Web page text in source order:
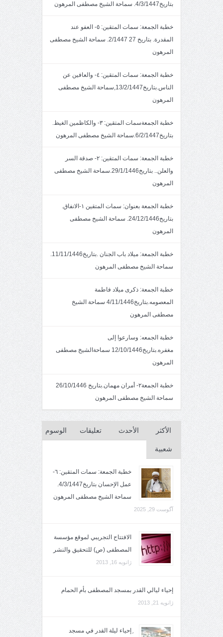
بتاريخ4/3/1447. سماحة الشيخ مصطفى المرهون
خطبة الجمعة: سمات المتقين: ٥- العفو عند
المقدرة. بتاريخ 27 2/1447. سماحة الشيخ مصطفى
المرهون
خطبة الجمعة: سمات المتقين: ٤- والعافين عن
الناس.بتاريخ13/2/1447,سماحة الشيخ مصطفى
المرهون
خطبة الجمعةسمات المتقين: ٣- والكاظمين الغيظ.
بتاريخ6/2/1447.سماحة الشيخ مصطفى المرهون
خطبة الجمعة: سمات المتقين: ٢- صدقة السر
والعلن.. بتاريخ29/1/1446.سماحة الشيخ مصطفى
المرهون
خطبة الجمعة بعنوان: سمات المتقين ١-الانفاق.
بتاريخ24/12/1446. سماحة الشيخ مصطفى
المرهون
خطبة الجمعة: ميلاد باب الجنان .بتاريخ11/11/1446.
سماحة الشيخ مصطفى المرهون
خطبة الجمعة: ذكرى ميلاد فاطمة
المعصومه.بتاريخ4/11/1446 سماحة الشيخ
مصطفى المرهون
خطبة الجمعه: وسارعوا إلى
مغفره.بتاريخ12/10/1446 سماحةالشيخ مصطفى
المرهون
خطبة الجمعة٢- أمران مهمان.بتاريخ 26/10/1446
سماحة الشيخ مصطفى المرهون
الأكثر
شعبية
الأحدث تعليقات الوسوم
خطبة الجمعة: سمات المتقين: ٦-
عمل الإحسان بتاريخ4/3/1447.
سماحة الشيخ مصطفى المرهون
آگوست 29, 2025
الافتتاح التجريبي لموقع مؤسسة
المصطفى (ص) للتحقيق والنشر
ژانویه 16, 2013
إحياء ليالي القدر بمسجد المصطفى بأم الحمام
ژانویه 21, 2013
ِإحياء ليلة القدر في مسجد